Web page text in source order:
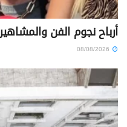
أرباح نجوم الفن